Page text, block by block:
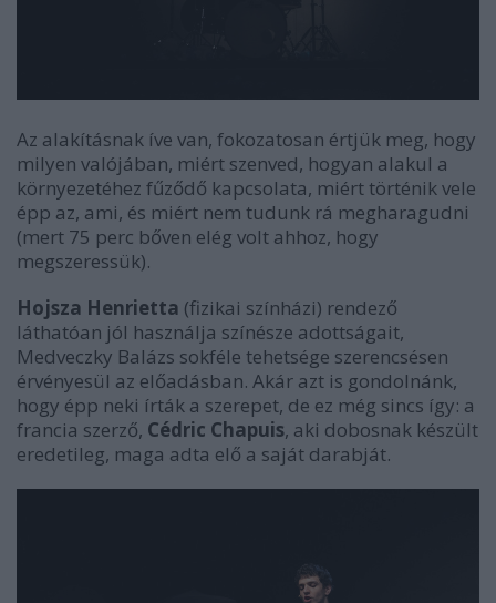
Az alakításnak íve van, fokozatosan értjük meg, hogy
milyen valójában, miért szenved, hogyan alakul a
környezetéhez fűződő kapcsolata, miért történik vele
épp az, ami, és miért nem tudunk rá megharagudni
(mert 75 perc bőven elég volt ahhoz, hogy
megszeressük).
Hojsza Henrietta (fizikai színházi) rendező
láthatóan jól használja színésze adottságait,
Medveczky Balázs sokféle tehetsége szerencsésen
érvényesül az előadásban. Akár azt is gondolnánk,
hogy épp neki írták a szerepet, de ez még sincs így: a
francia szerző, Cédric Chapuis, aki dobosnak készült
eredetileg, maga adta elő a saját darabját.